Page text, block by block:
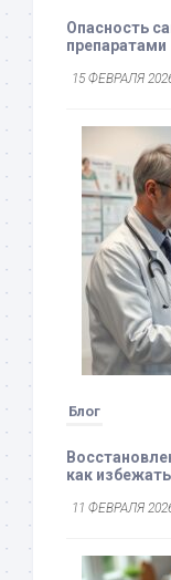
Опасность
препаратами
15 ФЕВРАЛЯ
Блог
как
11 ФЕВРАЛЯ